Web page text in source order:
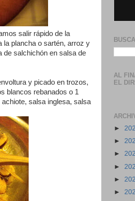
salir rápido de la
la plancha o sartén, arroz y
de salchichón en salsa de
y picado en trozos,
blancos rebanados o 1
salsa inglesa, salsa
AL
EL
►
►
►
►
►
►